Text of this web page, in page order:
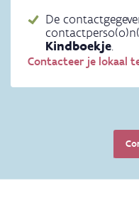
De
Kindboekje.
Contacteer je lokaal